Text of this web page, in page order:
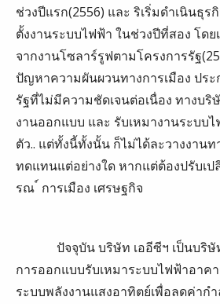
ช่วงปีแรก(2556) และ ริเริ่มดำเนินธุร
ตั้งงานระบบไฟฟ้า ในช่วงปีที่สอง โดย
จากงานโซลาร์รูฟตามโครงการรัฐ
ปัญหาความผันผวนทางการเมือง ปร
รัฐที่ไม่มีความชัดเจนต่อเนื่อง ทางบริ
งานออกแบบ และ รับเหมางานระบบไ
ตัว.. แต่ทั้งนี้ทั้งนั้น ก็ไม่ได้ละวางงาน
ทดแทนแต่อย่างใด หากแต่ต้องปรับเ
รณ ์ การเมือง เศรษฐกิจ
ปัจจุบัน บริษัท เออีซีฯ เป็นบริษั
การออกแบบรับเหมาระบบไฟฟ้าอาค
ระบบพลังงานแสงอาทิตย์เพื่อลดค่าก